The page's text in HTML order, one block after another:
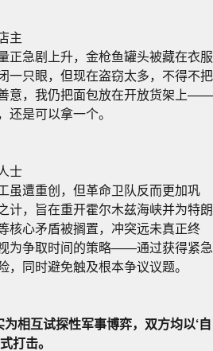
主
正急剧上升，金枪鱼罐头被藏在衣服
一只眼，但现在盗窃太多，不得不把
意，我仍把面包放在开放货架上——
是可以拿一个。
士
虽遭重创，但革命卫队反而更加巩
计，旨在重开霍尔木兹海峡并为特朗
核心矛盾被搁置，冲突远未真正终
为争取时间的策略——通过获得紧急
同时避免触及根本争议议题。
为相互试探性军事博弈，双方均以‘自
打击。